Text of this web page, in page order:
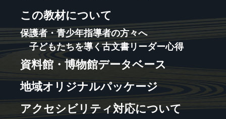
この教材について
保護者・青少年指導者の方々へ
子どもたちを導く古文書リーダー心得
資料館・博物館データベース
地域オリジナルパッケージ
アクセシビリティ対応について